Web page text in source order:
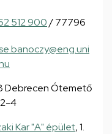
512 900/ 77796
Debrecen Ótemető
4
Kar "A" épület, 1.